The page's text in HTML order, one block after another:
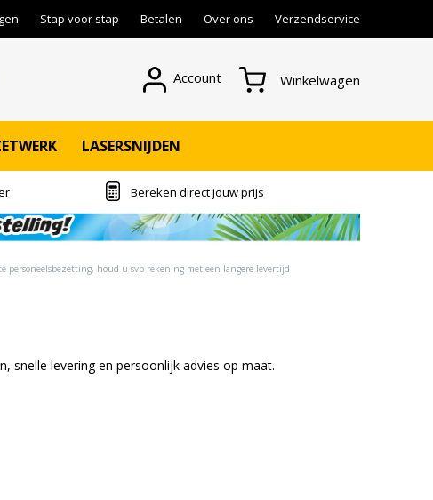
Stap voor stap Betalen Over ons Verzendservice
Account Winkelwagen
LASERSNIJDEN
Bereken direct jouw prijs
houd u svp rekening met een langere levertijd
snelle levering en persoonlijk advies op maat.